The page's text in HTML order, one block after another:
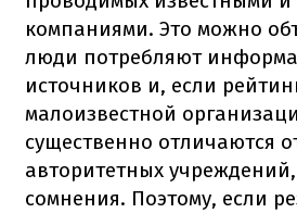
компаниями. Это можно
люди потребляют
источников и, если
малоизвестной
существенно отличаются
авторитетных
сомнения. Поэтому, если